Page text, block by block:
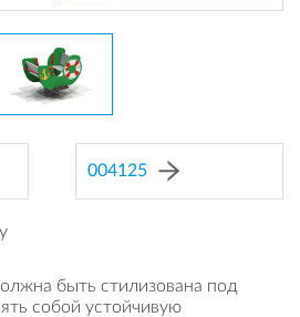
004125
быть стилизована под
собой устойчивую